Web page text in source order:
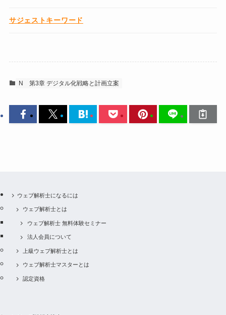
サジェストキーワード
N 第3章 デジタル化戦略と計画立案
ウェブ解析士になるには
ウェブ解析士とは
ウェブ解析士 無料体験セミナー
法人会員について
上級ウェブ解析士とは
ウェブ解析士マスターとは
認定資格